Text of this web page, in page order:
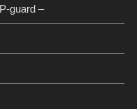
guard –